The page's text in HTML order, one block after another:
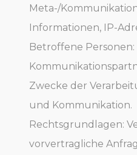
Meta-/
Informationen, IP-
Betroffene Personen:
Zwecke der
und Kommunikation.
Rechtsgrundlagen:
vorvertragliche